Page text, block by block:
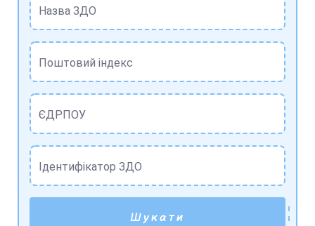
Назва ЗДО
Поштовий індекс
ЄДРПОУ
Ідентифікатор ЗДО
Шукати